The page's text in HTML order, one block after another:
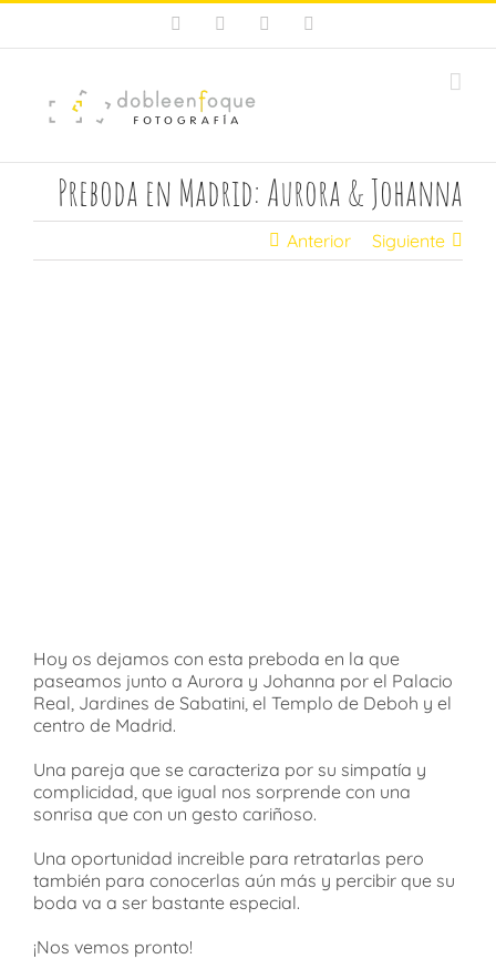
Saltar
contenido
Facebook Instagram
Preboda en Madrid: Aurora & Johanna
Anterior Siguiente
Hoy os dejamos con esta preboda en la que
paseamos junto a Aurora y Johanna por el Palacio
Real, Jardines de Sabatini, el Templo de Deboh y el
centro de Madrid.
Una pareja que se caracteriza por su simpatía y
complicidad, que igual nos sorprende con una
sonrisa que con un gesto cariñoso.
Una oportunidad increible para retratarlas pero
también para conocerlas aún más y percibir que su
boda va a ser bastante especial.
¡Nos vemos pronto!